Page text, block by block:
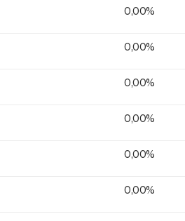
0,00%
0,00%
0,00%
0,00%
0,00%
0,00%